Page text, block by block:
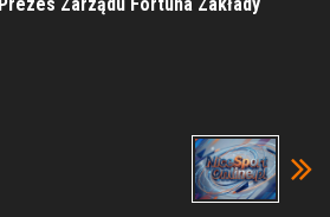
Prezes Zarządu Fortuna Zakłady